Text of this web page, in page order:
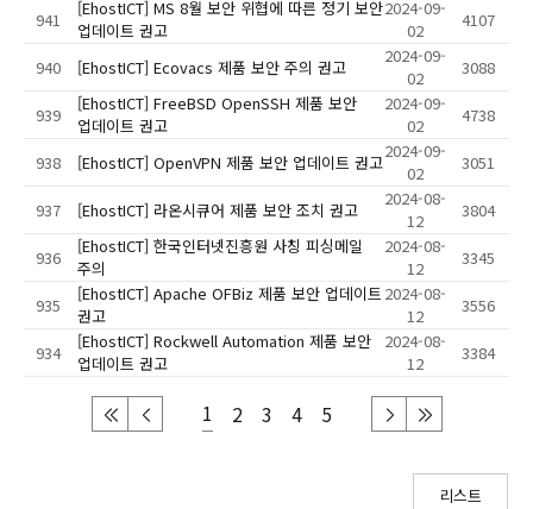
941
[EhostICT] MS 8월 보안 위협에 따른 정기 보안
업데이트 권고
2024-09-
02
4107
940 [EhostICT] Ecovacs 제품 보안 주의 권고
2024-09-
02
3088
939
[EhostICT] FreeBSD OpenSSH 제품 보안
업데이트 권고
2024-09-
02
4738
938 [EhostICT] OpenVPN 제품 보안 업데이트 권고
2024-09-
02
3051
937 [EhostICT] 라온시큐어 제품 보안 조치 권고
2024-08-
12
3804
936
[EhostICT] 한국인터넷진흥원 사칭 피싱메일
주의
2024-08-
12
3345
935
[EhostICT] Apache OFBiz 제품 보안 업데이트
권고
2024-08-
12
3556
934
[EhostICT] Rockwell Automation 제품 보안
업데이트 권고
2024-08-
12
3384
1 2 3 4 5
리스트